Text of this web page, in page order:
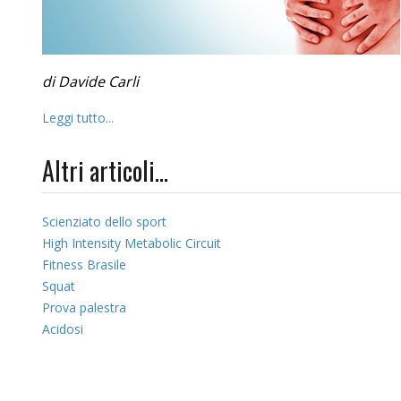
di Davide Carli
Leggi tutto...
Altri articoli...
Scienziato dello sport
High Intensity Metabolic Circuit
Fitness Brasile
Squat
Prova palestra
Acidosi